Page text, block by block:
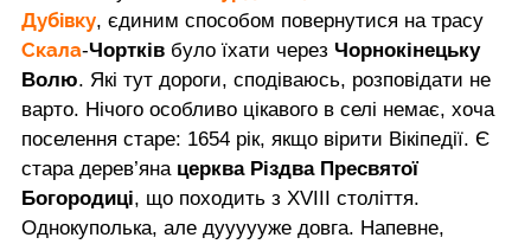
Дубівку, єдиним способом повернутися на трасу
Скала-Чортків було їхати через Чорнокінецьку
Волю. Які тут дороги, сподіваюсь, розповідати не
варто. Нічого особливо цікавого в селі немає, хоча
поселення старе: 1654 рік, якщо вірити Вікіпедії. Є
стара дерев’яна церква Різдва Пресвятої
Богородиці, що походить з XVIII століття.
Однокуполька, але дуууууже довга. Напевне,